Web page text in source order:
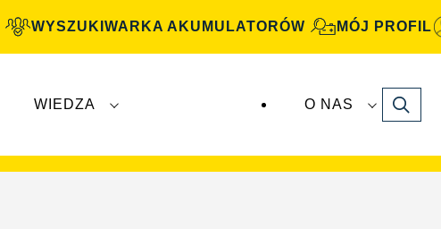
WYSZUKIWARKA AKUMULATORÓW MÓJ PROFIL
WIEDZA O NAS Search